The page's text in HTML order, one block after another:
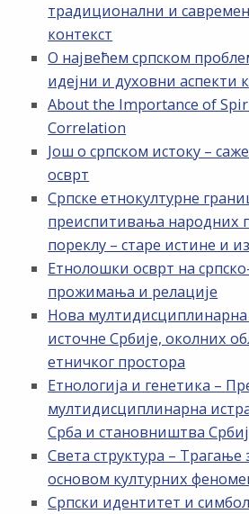
традиционални и
контекст
О највећем српском
идејни и духовни аспекти
About the Importance of
Correlation
Још о српском истоку –
осврт
Српске етнокултурне
преиспитивања народних
пореклу – старе истине и
Етнолошки осврт на
прожимања и релације
Нова
источне Србије, околних
етничког простора
Етнологија и генетика –
мултидисциплинарна
Срба и становништва
Света структура – Трагање
основом културних
Српски идентитет и